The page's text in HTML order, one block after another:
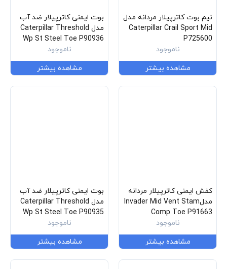
نیم بوت کاترپیلار مردانه مدل
Caterpillar Crail Sport Mid
P725600
ناموجود
مشاهده بیشتر
بوت ایمنی کاترپیلار ضد آب
مدل Caterpillar Threshold
Wp St Steel Toe P90936
ناموجود
مشاهده بیشتر
کفش ایمنی کاترپیلار مردانه
مدلInvader Mid Vent Stam
Comp Toe P91663
ناموجود
مشاهده بیشتر
بوت ایمنی کاترپیلار ضد آب
مدل Caterpillar Threshold
Wp St Steel Toe P90935
ناموجود
مشاهده بیشتر